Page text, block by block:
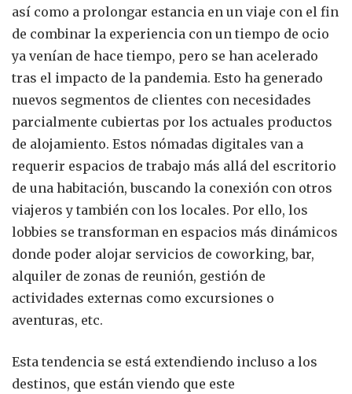
así como a prolongar estancia en un viaje con el fin
de combinar la experiencia con un tiempo de ocio
ya venían de hace tiempo, pero se han acelerado
tras el impacto de la pandemia. Esto ha generado
nuevos segmentos de clientes con necesidades
parcialmente cubiertas por los actuales productos
de alojamiento. Estos nómadas digitales van a
requerir espacios de trabajo más allá del escritorio
de una habitación, buscando la conexión con otros
viajeros y también con los locales. Por ello, los
lobbies se transforman en espacios más dinámicos
donde poder alojar servicios de coworking, bar,
alquiler de zonas de reunión, gestión de
actividades externas como excursiones o
aventuras, etc.
Esta tendencia se está extendiendo incluso a los
destinos, que están viendo que este